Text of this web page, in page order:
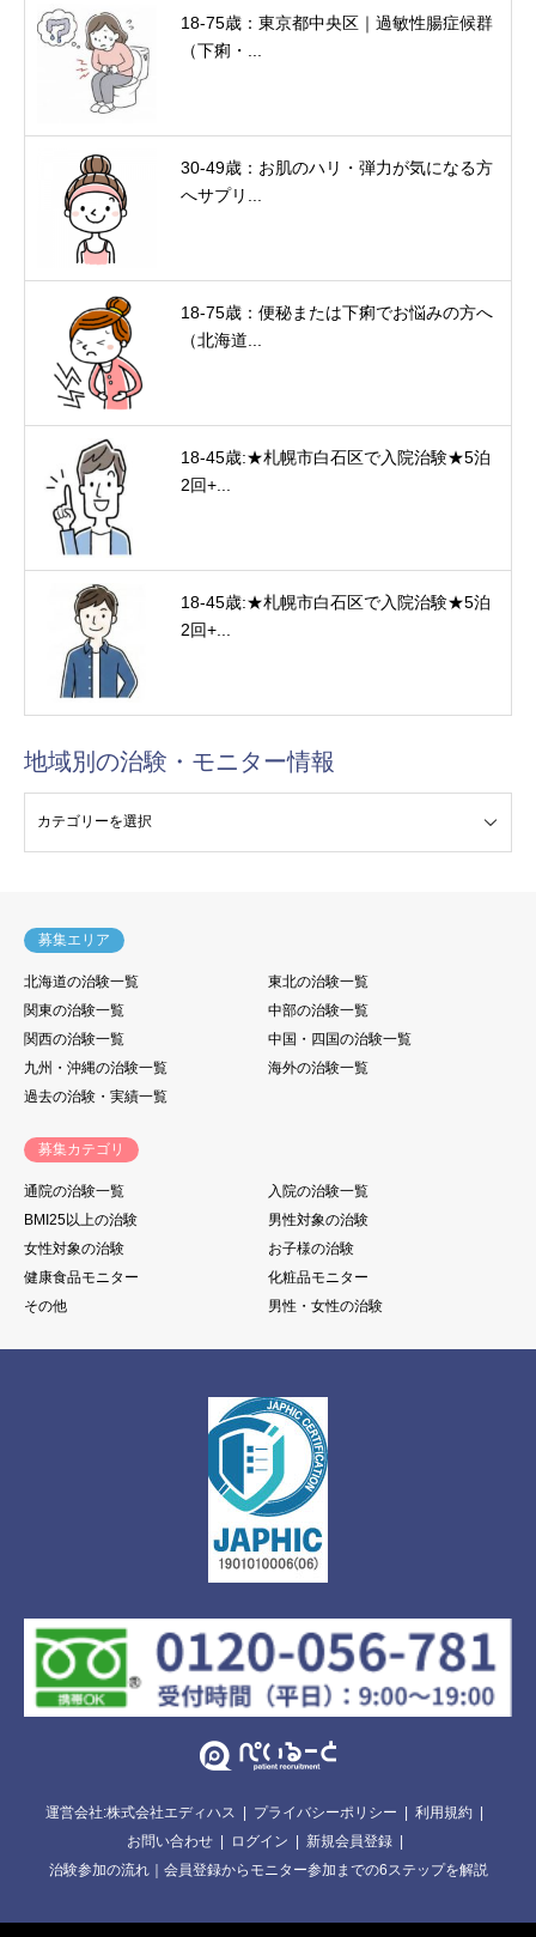
18-75歳：東京都中央区｜過敏性腸症候群
（下痢・...
30-49歳：お肌のハリ・弾力が気になる方
へサプリ...
18-75歳：便秘または下痢でお悩みの方へ
（北海道...
18-45歳:★札幌市白石区で入院治験★5泊
2回+...
18-45歳:★札幌市白石区で入院治験★5泊
2回+...
地域別の治験・モニター情報
募集エリア
北海道の治験一覧
東北の治験一覧
関東の治験一覧
中部の治験一覧
関西の治験一覧
中国・四国の治験一覧
九州・沖縄の治験一覧
海外の治験一覧
過去の治験・実績一覧
募集カテゴリ
通院の治験一覧
入院の治験一覧
BMI25以上の治験
男性対象の治験
女性対象の治験
お子様の治験
健康食品モニター
化粧品モニター
その他
男性・女性の治験
運営会社:株式会社エディハス プライバシーポリシー
利用規約
お問い合わせ
ログイン
新規会員登録
治験参加の流れ｜会員登録からモニター参加までの6ステップを解説